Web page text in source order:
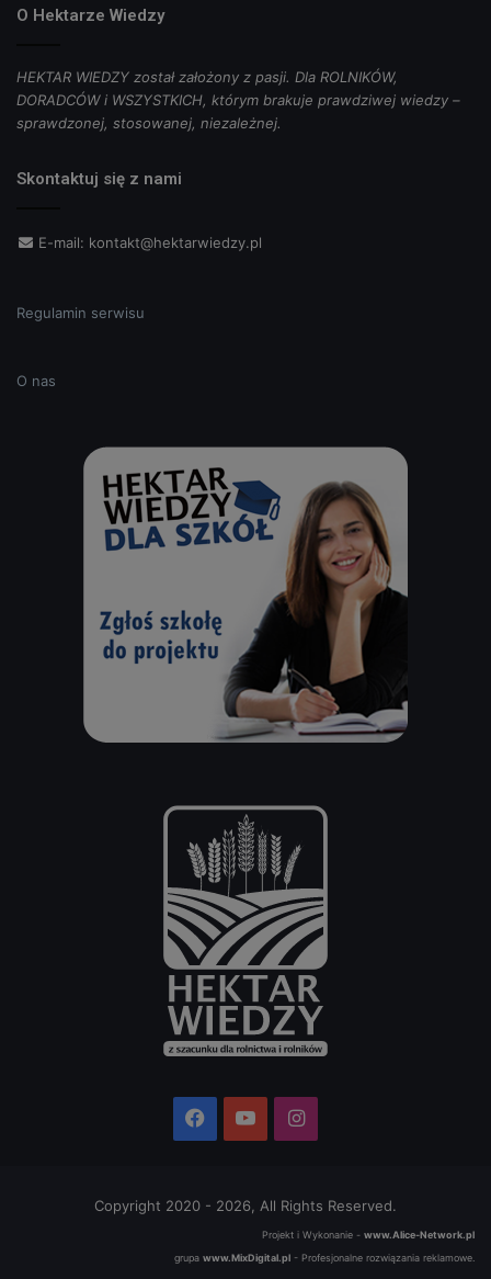
O Hektarze Wiedzy
HEKTAR WIEDZY został założony z pasji. Dla ROLNIKÓW,
DORADCÓW i WSZYSTKICH, którym brakuje prawdziwej wiedzy –
sprawdzonej, stosowanej, niezależnej.
Skontaktuj się z nami
E-mail: kontakt@hektarwiedzy.pl
Regulamin serwisu
O nas
Facebook
YouTubeInstagram
Copyright 2020 - 2026, All Rights Reserved.
Projekt i Wykonanie - www.Alice-Network.pl
grupa www.MixDigital.pl - Profesjonalne rozwiązania reklamowe.